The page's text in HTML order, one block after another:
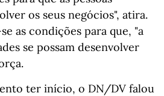
os seus negócios", atira.
as condições para que, "a
se possam desenvolver
ter início, o DN/DV falou